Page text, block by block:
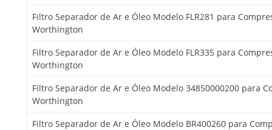
Filtro Separador de Ar e Óleo Modelo FLR281 para
Worthington
Filtro Separador de Ar e Óleo Modelo FLR335 para
Worthington
Filtro Separador de Ar e Óleo Modelo 34850000200 para
Worthington
Filtro Separador de Ar e Óleo Modelo BR400260 para